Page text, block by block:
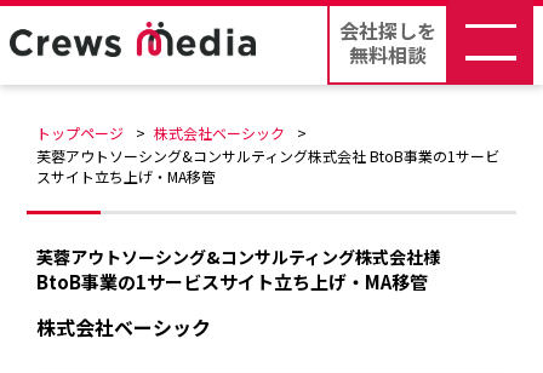
会社探しを
無料相談
トップページ
株式会社ベーシック
芙蓉アウトソーシング&コンサルティング株式会社 BtoB事業の1サービ
スサイト立ち上げ・MA移管
芙蓉アウトソーシング&コンサルティング株式会社様
BtoB事業の1サービスサイト立ち上げ・MA移管
株式会社ベーシック